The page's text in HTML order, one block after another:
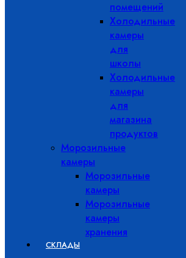
помещений
Холодильные
камеры
для
школы
Холодильные
камеры
для
магазина
продуктов
Морозильные
камеры
Морозильные
камеры
Морозильные
камеры
хранения
СКЛАДЫ